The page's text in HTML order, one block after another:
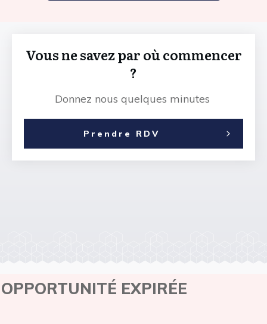
Vous ne savez par où commencer
?
Donnez nous quelques minutes
Prendre RDV
OPPORTUNITÉ EXPIRÉE